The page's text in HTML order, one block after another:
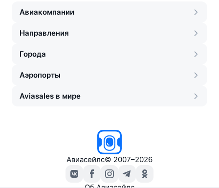
Авиакомпании
Направления
Города
Аэропорты
Aviasales в мире
Авиасейлс© 2007–2026